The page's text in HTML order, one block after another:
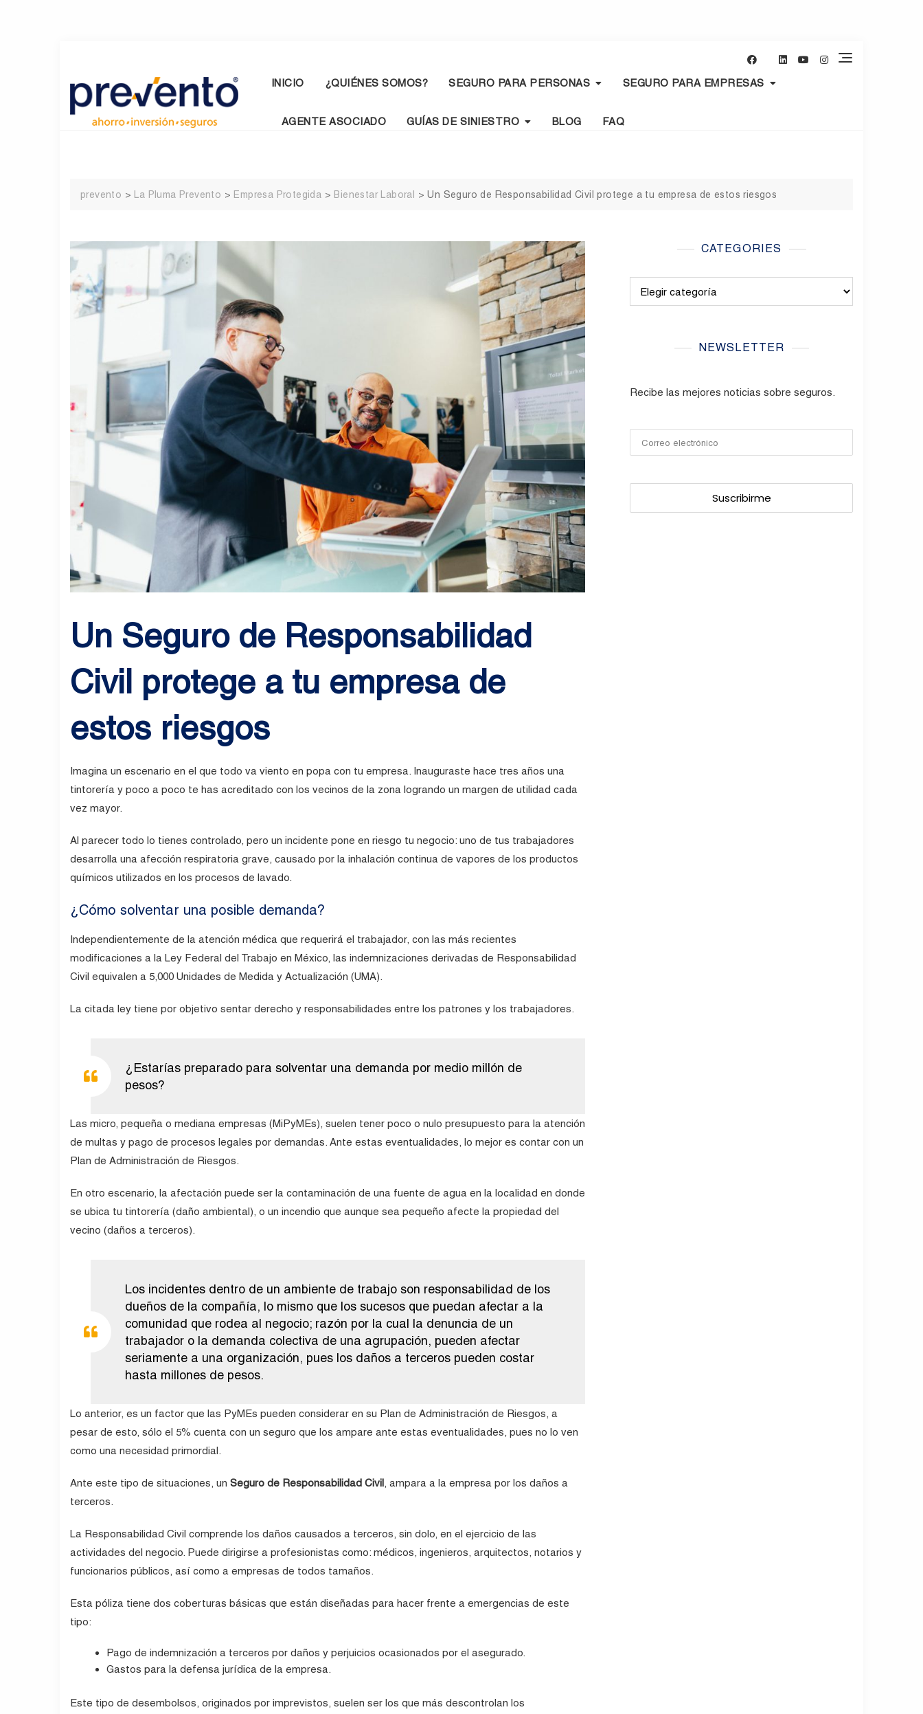
content
INICIO ¿QUIÉNES SOMOS? SEGURO PARA PERSONAS SEGURO PARA EMPRESAS
AGENTE ASOCIADO GUÍAS DE SINIESTRO BLOG FAQ
prevento > La Pluma Prevento > Empresa Protegida > Bienestar Laboral >Un Seguro de Responsabilidad Civil protege a tu empresa de estos riesgos
Un Seguro de Responsabilidad
Civil protege a tu empresa de
estos riesgos
Imagina un escenario en el que todo va viento en popa con tu empresa. Inauguraste hace tres años una
tintorería y poco a poco te has acreditado con los vecinos de la zona logrando un margen de utilidad cada
vez mayor.
Al parecer todo lo tienes controlado, pero un incidente pone en riesgo tu negocio: uno de tus trabajadores
desarrolla una afección respiratoria grave, causado por la inhalación continua de vapores de los productos
químicos utilizados en los procesos de lavado.
¿Cómo solventar una posible demanda?
Independientemente de la atención médica que requerirá el trabajador, con las más recientes
modificaciones a la Ley Federal del Trabajo en México, las indemnizaciones derivadas de Responsabilidad
Civil equivalen a 5,000 Unidades de Medida y Actualización (UMA).
La citada ley tiene por objetivo sentar derecho y responsabilidades entre los patrones y los trabajadores.
¿Estarías preparado para solventar una demanda por medio millón de
pesos?
Las micro, pequeña o mediana empresas (MiPyMEs), suelen tener poco o nulo presupuesto para la atención
de multas y pago de procesos legales por demandas. Ante estas eventualidades, lo mejor es contar con un
Plan de Administración de Riesgos.
En otro escenario, la afectación puede ser la contaminación de una fuente de agua en la localidad en donde
se ubica tu tintorería (daño ambiental), o un incendio que aunque sea pequeño afecte la propiedad del
vecino (daños a terceros).
Los incidentes dentro de un ambiente de trabajo son responsabilidad de los
dueños de la compañía, lo mismo que los sucesos que puedan afectar a la
comunidad que rodea al negocio; razón por la cual la denuncia de un
trabajador o la demanda colectiva de una agrupación, pueden afectar
seriamente a una organización, pues los daños a terceros pueden costar
hasta millones de pesos.
Lo anterior, es un factor que las PyMEs pueden considerar en su Plan de Administración de Riesgos, a
pesar de esto, sólo el 5% cuenta con un seguro que los ampare ante estas eventualidades, pues no lo ven
como una necesidad primordial.
Ante este tipo de situaciones, un Seguro de Responsabilidad Civil, ampara a la empresa por los daños a
terceros.
La Responsabilidad Civil comprende los daños causados a terceros, sin dolo, en el ejercicio de las
actividades del negocio. Puede dirigirse a profesionistas como: médicos, ingenieros, arquitectos, notarios y
funcionarios públicos, así como a empresas de todos tamaños.
Esta póliza tiene dos coberturas básicas que están diseñadas para hacer frente a emergencias de este
tipo:
Pago de indemnización a terceros por daños y perjuicios ocasionados por el asegurado.
Gastos para la defensa jurídica de la empresa.
Este tipo de desembolsos, originados por imprevistos, suelen ser los que más descontrolan los
CATEGORIES
NEWSLETTER
Recibe las mejores noticias sobre seguros.